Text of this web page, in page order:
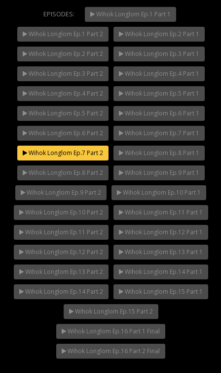
NOW PLAYING Mani Nakha Ep.14
EPISODES: Wihok Longlom Ep.1 Part 1
Wihok Longlom Ep.1 Part 2 Wihok Longlom Ep.2 Part 1
Wihok Longlom Ep.2 Part 2 Wihok Longlom Ep.3 Part 1
Wihok Longlom Ep.3 Part 2 Wihok Longlom Ep.4 Part 1
Wihok Longlom Ep.4 Part 2 Wihok Longlom Ep.5 Part 1
Wihok Longlom Ep.5 Part 2 Wihok Longlom Ep.6 Part 1
Wihok Longlom Ep.6 Part 2 Wihok Longlom Ep.7 Part 1
Wihok Longlom Ep.7 Part 2 Wihok Longlom Ep.8 Part 1
Wihok Longlom Ep.8 Part 2 Wihok Longlom Ep.9 Part 1
Wihok Longlom Ep.9 Part 2 Wihok Longlom Ep.10 Part 1
Wihok Longlom Ep.10 Part 2 Wihok Longlom Ep.11 Part 1
Wihok Longlom Ep.11 Part 2 Wihok Longlom Ep.12 Part 1
Wihok Longlom Ep.12 Part 2 Wihok Longlom Ep.13 Part 1
Wihok Longlom Ep.13 Part 2 Wihok Longlom Ep.14 Part 1
Wihok Longlom Ep.14 Part 2 Wihok Longlom Ep.15 Part 1
Wihok Longlom Ep.15 Part 2
Wihok Longlom Ep.16 Part 1 Final
Wihok Longlom Ep.16 Part 2 Final